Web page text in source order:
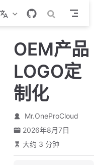
OEM产品
LOGO定
制化
Mr.OneProCloud
2026年8月7日
大约 3 分钟